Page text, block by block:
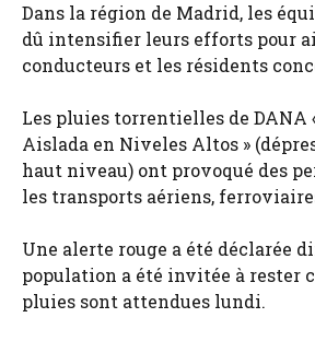
Dans la région de Madrid, les
dû intensifier leurs efforts pour
conducteurs et les résidents
Les pluies torrentielles de DANA
Aislada en Niveles Altos »
haut niveau) ont provoqué des
les transports aériens,
Une alerte rouge a été déclarée
population a été invitée à rester
pluies sont attendues lundi.